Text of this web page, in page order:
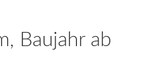
Baujahr ab